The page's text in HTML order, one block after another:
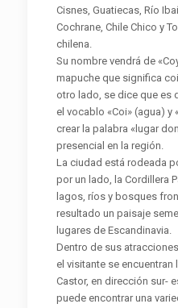
Cisnes, Guatiecas, Río
Cochrane, Chile Chico y
chilena.
Su nombre vendrá de
mapuche que significa
otro lado, se dice que es
el vocablo «Coi» (agua) y
crear la palabra «lugar
presencial en la región.
La ciudad está rodeada
por un lado, la Cordillera
lagos, ríos y bosques
resultado un paisaje
lugares de Escandinavia.
Dentro de sus
el visitante se encuentran
Castor, en dirección sur-
puede encontrar una